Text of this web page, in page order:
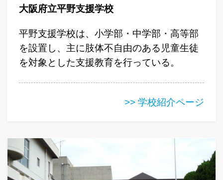
大阪府立平野支援学校
平野支援学校は、小学部・中学部・高等部
を設置し、主に肢体不自由のある児童生徒
を対象とした支援教育を行っている。
>> 学校紹介ページ